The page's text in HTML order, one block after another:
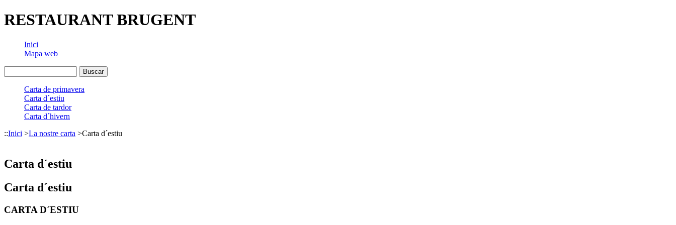
RESTAURANT BRUGENT
Inici
Mapa web
Carta de primavera
Carta d´estiu
Carta de tardor
Carta d´hivern
::Inici >La nostre carta >Carta d´estiu
Carta d´estiu
Carta d´estiu
CARTA D´ESTIU